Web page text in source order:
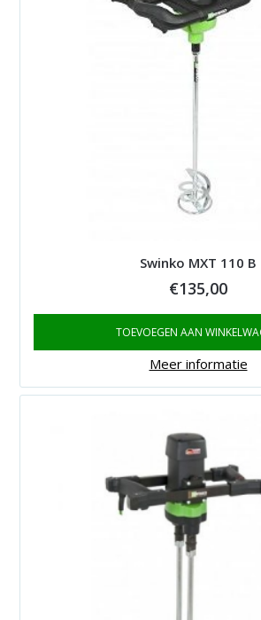
Swinko MXT 110 B
€135,00
TOEVOEGEN AAN
Meer informatie